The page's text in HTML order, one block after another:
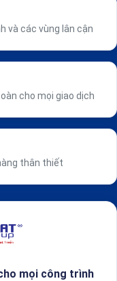
và các vùng lân cận
cho mọi giao dịch
thân thiết
mọi công trình